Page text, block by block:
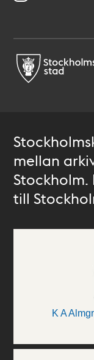
mellan
till
K A